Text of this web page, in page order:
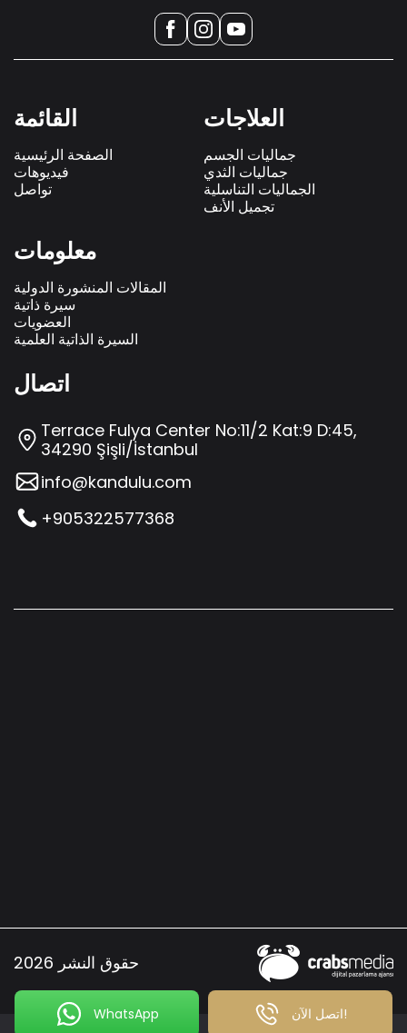
WhatsApp اتصل الآن!
القائمة
الصفحة الرئيسية
فيديوهات
تواصل
العلاجات
جماليات الجسم
جماليات الثدي
الجماليات التناسلية
تجميل الأنف
معلومات
المقالات المنشورة الدولية
سيرة ذاتية
العضويات
السيرة الذاتية العلمية
اتصال
Terrace Fulya Center No:11/2 Kat:9 D:45,
34290 Şişli/İstanbul
info@kandulu.com
+905322577368
حقوق النشر 2026